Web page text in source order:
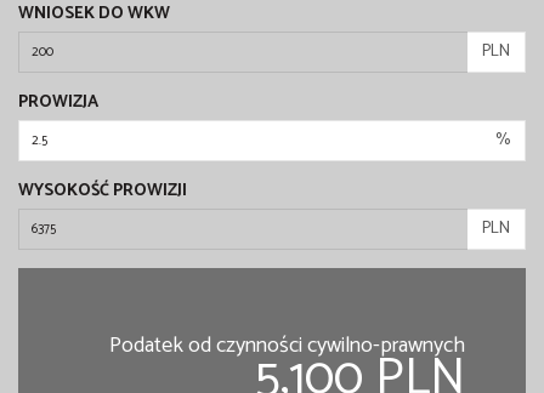
WNIOSEK DO WKW
PLN
PROWIZJA
%
WYSOKOŚĆ PROWIZJI
PLN
Podatek od czynności cywilno-prawnych